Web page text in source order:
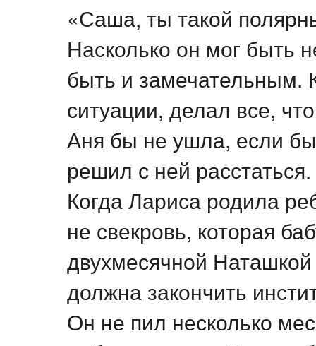
«Саша, ты такой
Насколько он мог быть
быть и замечательным.
ситуации, делал все,
Аня бы не ушла, если
решил с ней расстаться.
Когда Лариса родила
не свекровь, которая
двухмесячной
должна закончить
Он не пил несколько